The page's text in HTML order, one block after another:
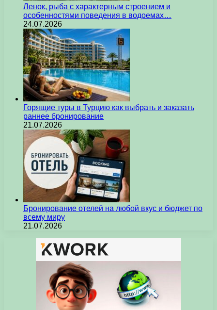
Ленок, рыба с характерным строением и
особенностями поведения в водоемах…
24.07.2026
Горящие туры в Турцию как выбрать и заказать
раннее бронирование
21.07.2026
Бронирование отелей на любой вкус и бюджет по
всему миру
21.07.2026